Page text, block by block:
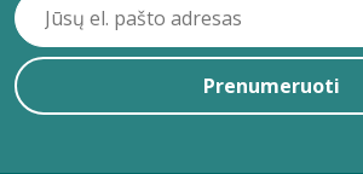
Prenumeruoti